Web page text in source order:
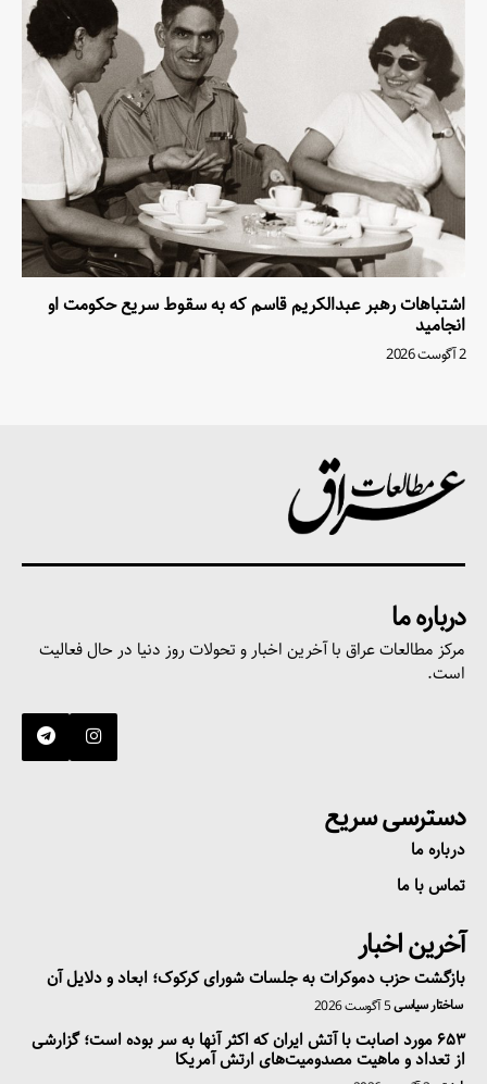
اشتباهات رهبر عبدالکریم قاسم که به سقوط سریع حکومت او
انجامید
2 آگوست 2026
درباره ما
مرکز مطالعات عراق با آخرین اخبار و تحولات روز دنیا در حال فعالیت
است.
دسترسی سریع
درباره ما
تماس با ما
آخرین اخبار
بازگشت حزب دموکرات به جلسات شورای کرکوک؛ ابعاد و دلایل آن
ساختار سیاسی5 آگوست 2026
۶۵۳ مورد اصابت با آتش ایران که اکثر آنها به سر بوده است؛ گزارشی
از تعداد و ماهیت مصدومیت‌های ارتش آمریکا